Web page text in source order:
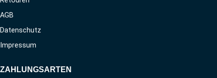
AGB
Datenschutz
Impressum
ZAHLUNGSARTEN